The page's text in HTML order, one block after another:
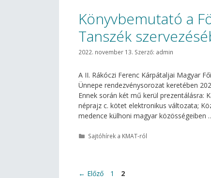
Könyvbemutató a
Tanszék
2022. november 13. Szerző: admin
A II. Rákóczi Ferenc Kárpátaljai Magyar
Ünnepe rendezvénysorozat keretében
Ennek során két mű kerül prezentálásra:
néprajz c. kötet elektronikus változata;
medence külhoni magyar közösségeiben
Kategória
Sajtóhírek a KMAT-ról
← Előző Oldal
1 Oldal
2